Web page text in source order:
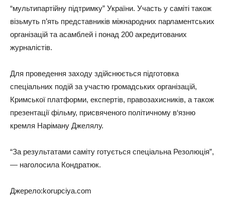
“мультипартійну підтримку” України. Участь у саміті також
візьмуть п’ять представників міжнародних парламентських
організацій та асамблей і понад 200 акредитованих
журналістів.
Для проведення заходу здійснюється підготовка
спеціальних подій за участю громадських організацій,
Кримської платформи, експертів, правозахисників, а також
презентації фільму, присвяченого політичному в‘язню
кремля Наріману Джелялу.
“За результатами саміту готується спеціальна Резолюція”,
— наголосила Кондратюк.
Джерело:korupciya.com